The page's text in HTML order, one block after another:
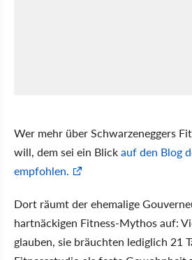
Wer mehr über Schwarzeneggers
will, dem sei ein Blickauf den Blog
empfohlen.
Dort räumt der ehemalige
hartnäckigen Fitness-Mythos auf:
glauben, sie bräuchten lediglich 21